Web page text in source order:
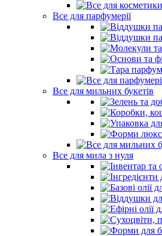
Все для парфумерії
Все для мильних букетів
Все для мила з нуля